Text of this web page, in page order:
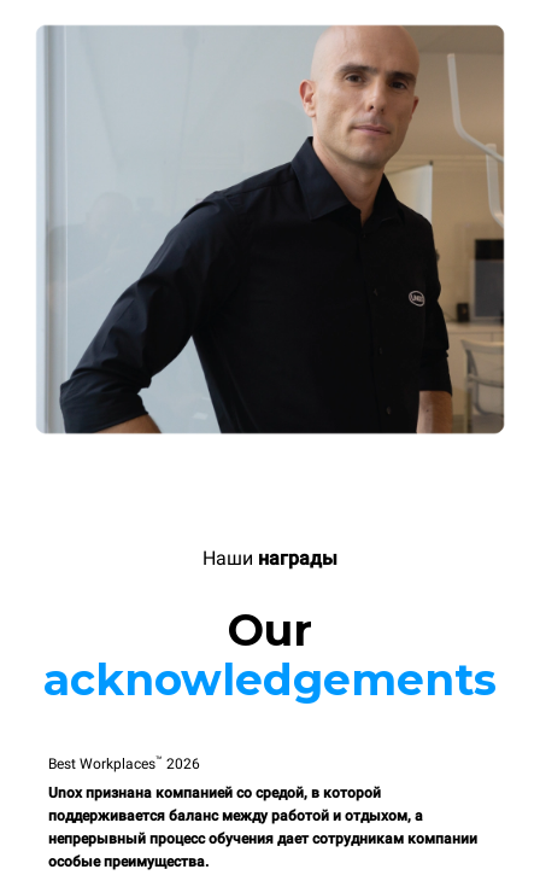
Наши награды
Our
acknowledgements
Best Workplaces™ 2026
Unox признана компанией со средой, в которой
поддерживается баланс между работой и отдыхом, а
непрерывный процесс обучения дает сотрудникам компании
особые преимущества.